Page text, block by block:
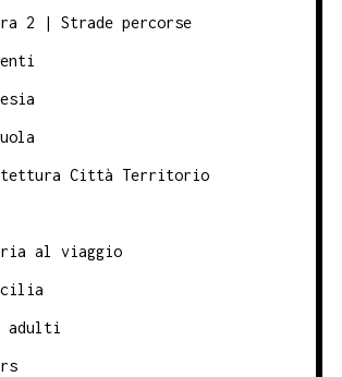
2 | Strade percorse
Città Territorio
al viaggio
adulti